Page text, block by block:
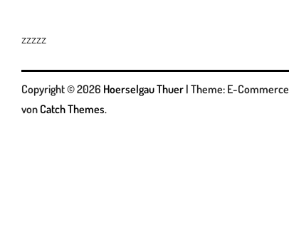
zzzzz
Copyright © 2026 Hoerselgau Thuer | Theme: E-Commerce
von Catch Themes.